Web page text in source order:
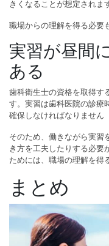
きくなることが想定されま
職場からの理解を得る必要
実習が昼間
ある
歯科衛生士の資格を取得す
す。実習は歯科医院の診療
確保しなければなりません
そのため、働きながら実習
き方を工夫したりする必要
ためには、職場の理解を得
まとめ